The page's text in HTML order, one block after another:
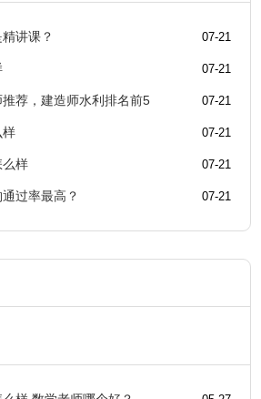
讲课？ 07-21
07-21
荐，建造师水利排名前5 07-21
样 07-21
么样 07-21
过率最高？ 07-21